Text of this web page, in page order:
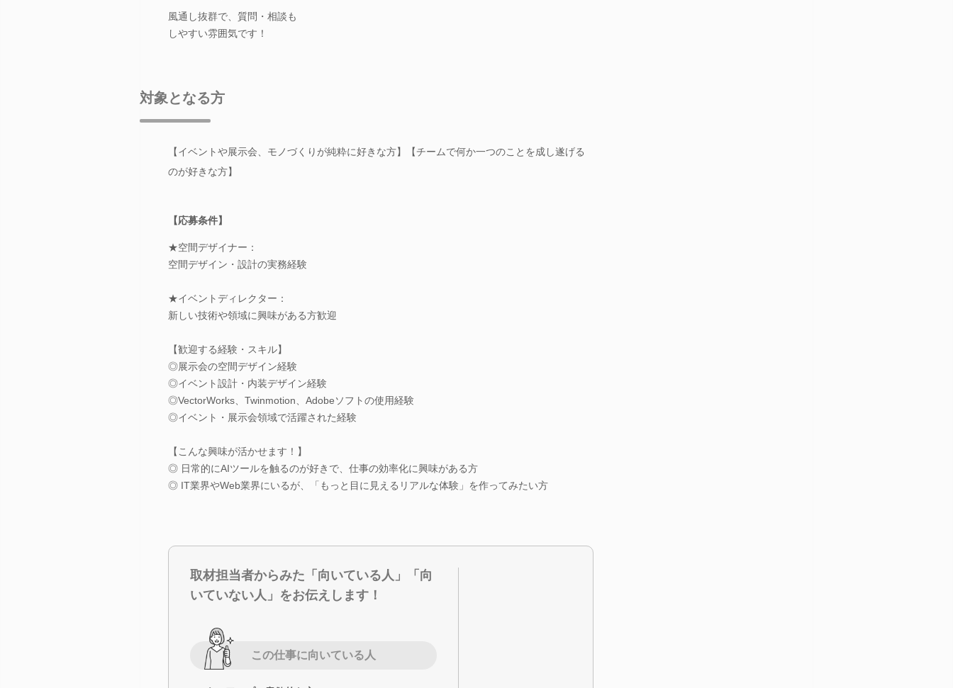
風通し抜群で、質問・相談も
しやすい雰囲気です！
対象となる方
【イベントや展示会、モノづくりが純粋に好きな方】【チームで何か一つのことを成し遂げる
のが好きな方】
【応募条件】
★空間デザイナー：
空間デザイン・設計の実務経験
★イベントディレクター：
新しい技術や領域に興味がある方歓迎
【歓迎する経験・スキル】
◎展示会の空間デザイン経験
◎イベント設計・内装デザイン経験
◎VectorWorks、Twinmotion、Adobeソフトの使用経験
◎イベント・展示会領域で活躍された経験
【こんな興味が活かせます！】
◎ 日常的にAIツールを触るのが好きで、仕事の効率化に興味がある方
◎ IT業界やWeb業界にいるが、「もっと目に見えるリアルな体験」を作ってみたい方
取材担当者からみた「向いている人」「向
いていない人」をお伝えします！
この仕事に向いている人